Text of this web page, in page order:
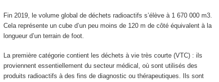
Fin 2019, le volume global de déchets radioactifs s’élève à 1 670 000 m3.
Cela représente un cube d’un peu moins de 120 m de côté équivalent à la
longueur d’un terrain de foot.
La première catégorie contient les déchets à vie très courte (VTC) : ils
proviennent essentiellement du secteur médical, où sont utilisés des
produits radioactifs à des fins de diagnostic ou thérapeutiques. Ils sont